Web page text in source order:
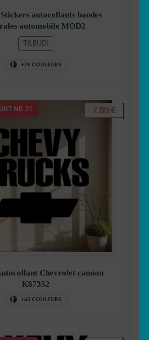
autocollants bandes
automobile MOD2
TILBUD!
+79 COULEURS
NR. 2!!
Chevrolet camion
K87352
+63 COULEURS
7,80 €